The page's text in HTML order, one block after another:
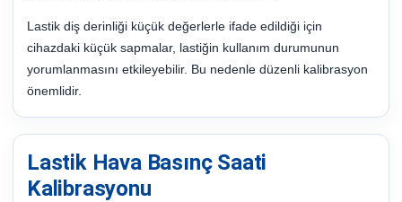
Lastik diş derinliği küçük değerlerle ifade edildiği için
cihazdaki küçük sapmalar, lastiğin kullanım durumunun
yorumlanmasını etkileyebilir. Bu nedenle düzenli kalibrasyon
önemlidir.
Lastik Hava Basınç Saati
Kalibrasyonu